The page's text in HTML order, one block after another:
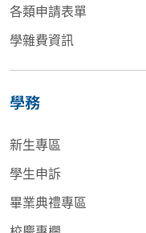
各類申請表單
學雜費資訊
學務
新生專區
學生申訴
畢業典禮專區